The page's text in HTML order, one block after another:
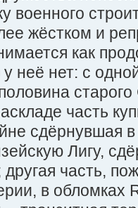
военного
жёстком и
как
неё нет: с
часть
сдёрнувшая
Лигу,
другая часть,
в обломках